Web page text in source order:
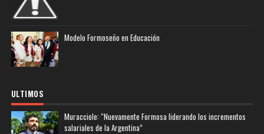
Modelo Formoseño en Educación
ULTIMOS
Muracciole: “Nuevamente Formosa liderando los incrementos
salariales de la Argentina”